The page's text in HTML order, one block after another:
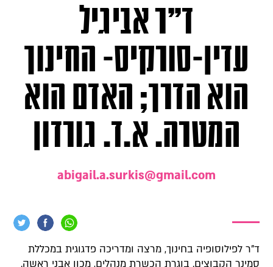
ד"ר לפילוסופיה בחינוך, מרצה ומדריכה פדגוגית במכללת
סמינר הקבוצים. בוגרת הכשרת מנהלים, מכון אבני ראשה.
ד"ר אביגיל
עדין-סורקיס- החינוך
הוא הדרך; האדם הוא
המטרה. א.ד. גורדון
abigail.a.surkis@gmail.com